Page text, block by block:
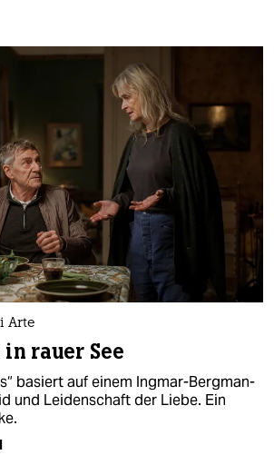
Arte
rauer See
basiert auf einem Ingmar-Bergman-
und Leidenschaft der Liebe. Ein